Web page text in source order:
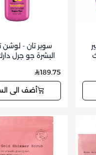
سوبر تان - لوشن
البشرة جو جرل
189.75
أضف الى